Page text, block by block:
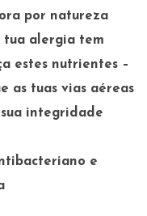
por natureza
tua alergia tem
estes nutrientes –
as tuas vias aéreas
integridade
e